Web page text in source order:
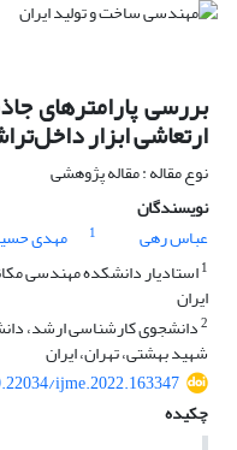
بررسی پارامترهای
ارتعاشی ابزار
نوع مقاله : مقاله پژوهشی
نویسندگان
عباس رهی
1 مهدی
1استادیار دانشکده مهندسی
ایران
2دانشجوی کارشناسی ارشد،
شهید بهشتی، تهران، ایران
ijme.2022.163347
چکیده